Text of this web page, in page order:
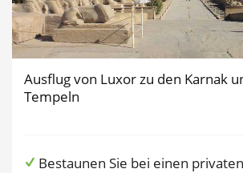
Ausflug von Luxor zu den Karnak
Tempeln
Bestaunen Sie bei einen